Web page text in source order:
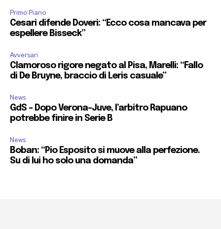
Primo Piano
Cesari difende Doveri: “Ecco cosa mancava per
espellere Bisseck”
Avversari
Clamoroso rigore negato al Pisa, Marelli: “Fallo
di De Bruyne, braccio di Leris casuale”
News
GdS – Dopo Verona-Juve, l’arbitro Rapuano
potrebbe finire in Serie B
News
Boban: “Pio Esposito si muove alla perfezione.
Su di lui ho solo una domanda”